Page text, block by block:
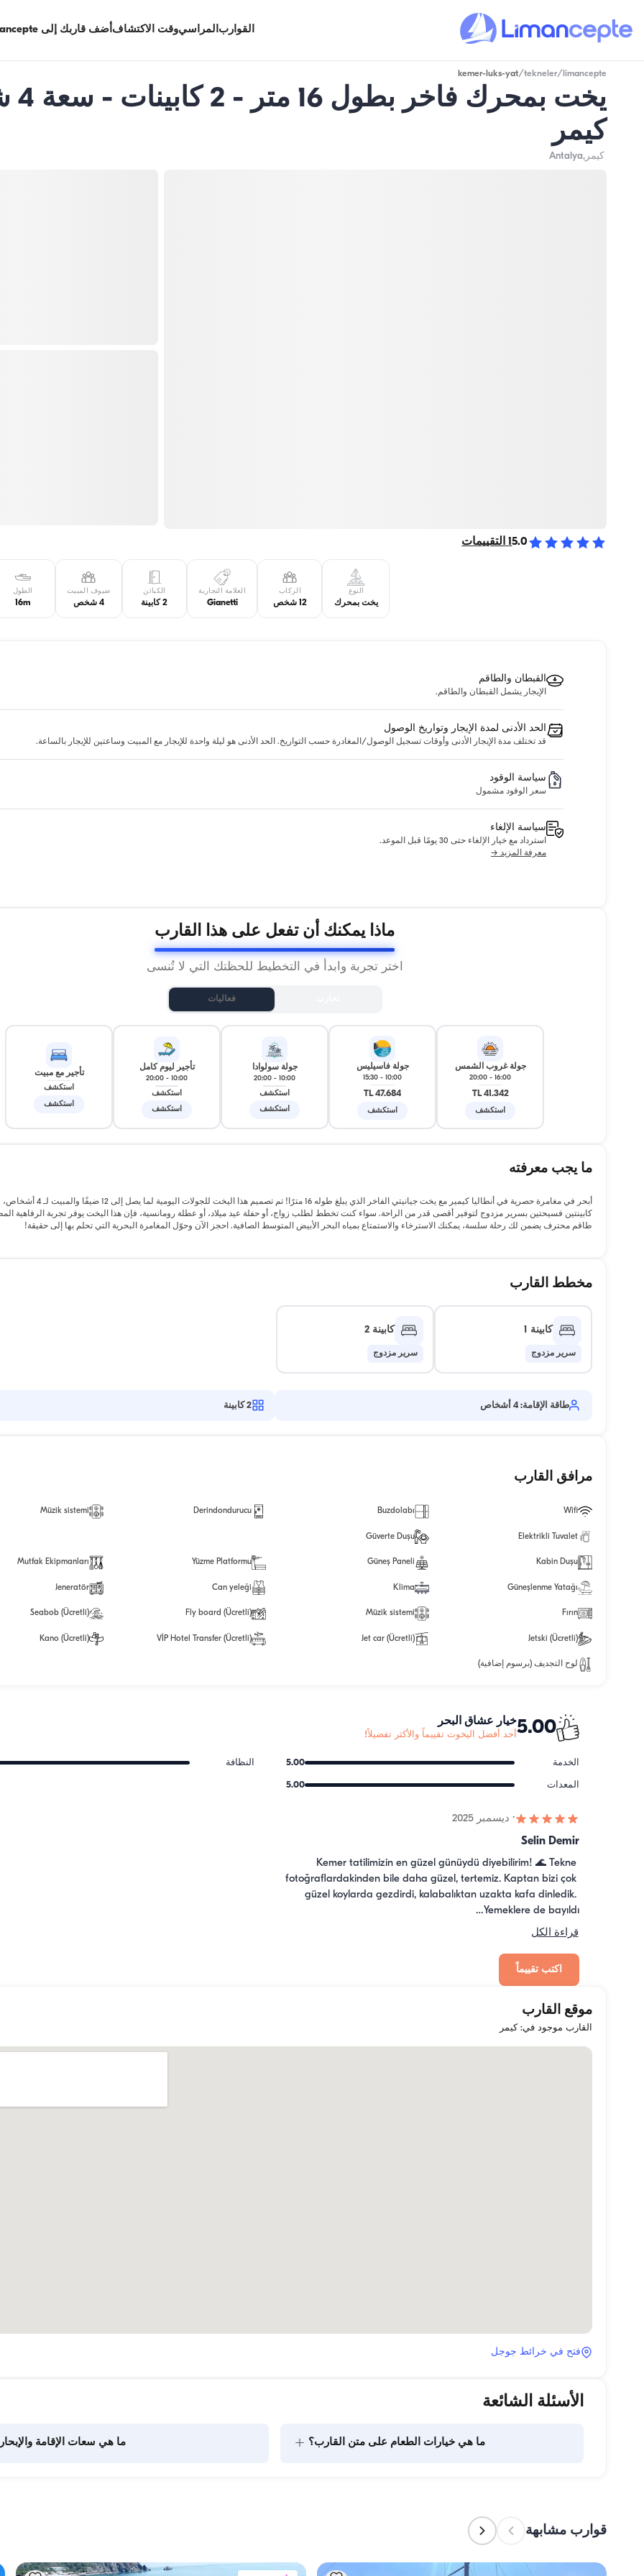
القواربالمراسيوقت الاكتشافأضف قاربك إلى Limancepte
limancepte
/
tekneler
/
kemer-luks-yat
يخت
كيمر
كيمر,Antalya
5.0
1 التقييمات
النوع
يخت بمحرك
الركاب
12 شخص
العلامة التجارية
Gianetti
الكبائن
2 كابينة
ضيوف المبيت
4 شخص
الطول
16m
القبطان والطاقم
الإيجار يشمل القبطان والطاقم.
الحد الأدنى لمدة الإيجار وتواريخ الوصول
قد تختلف مدة الإيجار الأدنى وأوقات تسجيل الوصول/المغادرة حسب التواريخ. الحد الأدنى هو ليلة واحدة للإيجار مع المبيت وساعتين للإيجار بالساعة.
سياسة الوقود
سعر الوقود مشمول
سياسة الإلغاء
استرداد مع خيار الإلغاء حتى 30 يومًا قبل الموعد.
معرفة المزيد →
ماذا يمكنك أن تفعل على هذا القارب
اختر تجربة وابدأ في التخطيط للحظتك التي لا تُنسى
فعاليات
جولة غروب الشمس
16:00
-
20:00
41.342 TL
استكشف
جولة فاسيليس
10:00
-
15:30
47.684 TL
استكشف
جولة سولوادا
10:00
-
20:00
استكشف
استكشف
تأجير ليوم كامل
10:00
-
20:00
استكشف
استكشف
تأجير مع مبيت
استكشف
استكشف
ما يجب معرفته
أبحر في مغامرة حصرية في أنطاليا كيمير مع يخت جيانيتي الفاخر الذي يبلغ طوله 16 مترًا! تم تصميم هذا
كابينتين فسيحتين بسرير مزدوج لتوفير أقصى قدر من الراحة. سواء كنت تخطط لطلب زواج، أو حفلة عيد ميلاد، أو عطلة رومانسية، فإن هذا اليخت يوفر تجربة الرفاهية
طاقم محترف يضمن لك رحلة سلسة، يمكنك الاسترخاء والاستمتاع بمياه البحر الأبيض المتوسط ​​الصافية. احجز الآن وحوّل المغامرة البحرية التي تحلم بها إلى حقيقة!
مخطط القارب
كابينة 1
سرير مزدوج
كابينة 2
سرير مزدوج
طاقة الإقامة: 4 أشخاص 2 كابينة
مرافق القارب
Wifi
Buzdolabı
Derindondurucu
Müzik sistemi
Elektrikli Tuvalet
Güverte Duşu
Kabin Duşu
Güneş Paneli
Yüzme Platformu
Mutfak Ekipmanları
Güneşlenme Yatağı
Klima
Can yeleği
Jeneratör
Fırın
Müzik sistemi
Fly board (Ücretli)
Seabob (Ücretli)
Jetski (Ücretli)
Jet car (Ücretli)
VİP Hotel Transfer (Ücretli)
Kano (Ücretli)
لوح التجديف (برسوم إضافية)
5.00خيار عشاق البحر
أحد أفضل اليخوت تقييماً والأكثر تفضيلاً!
الخدمة 5.00 النظافة
المعدات 5.00
· ديسمبر 2025
Selin Demir
Kemer tatilimizin en güzel günüydü diyebilirim! 🌊 Tekne
fotoğraflardakinden bile daha güzel, tertemiz. Kaptan bizi çok
güzel koylarda gezdirdi, kalabalıktan uzakta kafa dinledik.
Yemeklere de bayıldı…
قراءة الكل
اكتب تقييماً
موقع القارب
القارب موجود في: كيمر
فتح في خرائط جوجل
الأسئلة الشائعة
ما هي خيارات الطعام على متن القارب؟ + ما هي سعات الإقامة
قوارب مشابهة